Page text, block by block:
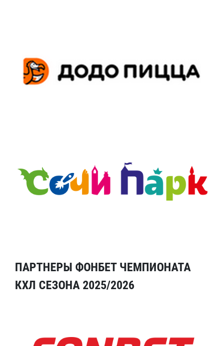
ПАРТНЕРЫ ФОНБЕТ ЧЕМПИОНАТА
КХЛ СЕЗОНА 2025/2026